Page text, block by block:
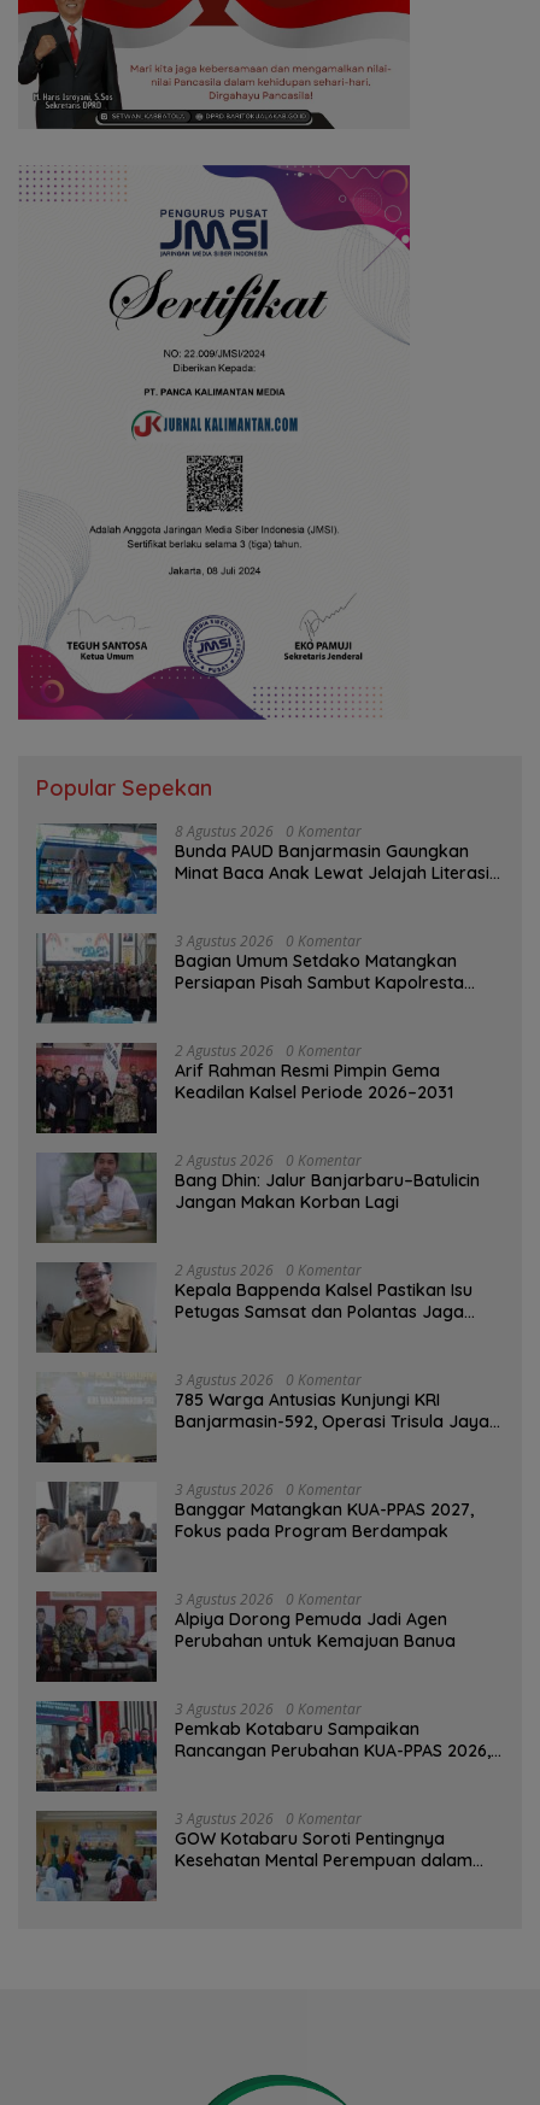
Popular Sepekan
8 Agustus 2026 0 Komentar
Bunda PAUD Banjarmasin Gaungkan
Minat Baca Anak Lewat Jelajah Literasi
3 Agustus 2026 0 Komentar
Bagian Umum Setdako Matangkan
Persiapan Pisah Sambut Kapolresta
2 Agustus 2026 0 Komentar
Arif Rahman Resmi Pimpin Gema
Keadilan Kalsel Periode 2026–2031
2 Agustus 2026 0 Komentar
Bang Dhin: Jalur Banjarbaru–Batulicin
Jangan Makan Korban Lagi
2 Agustus 2026 0 Komentar
Kepala Bappenda Kalsel Pastikan Isu
Petugas Samsat dan Polantas Jaga
3 Agustus 2026 0 Komentar
785 Warga Antusias Kunjungi KRI
Banjarmasin-592, Operasi Trisula Jaya
3 Agustus 2026 0 Komentar
‎Banggar Matangkan KUA-PPAS 2027,
Fokus pada Program Berdampak
3 Agustus 2026 0 Komentar
‎Alpiya Dorong Pemuda Jadi Agen
Perubahan untuk Kemajuan Banua ‎
3 Agustus 2026 0 Komentar
Pemkab Kotabaru Sampaikan
Rancangan Perubahan KUA-PPAS 2026,
3 Agustus 2026 0 Komentar
GOW Kotabaru Soroti Pentingnya
Kesehatan Mental Perempuan dalam